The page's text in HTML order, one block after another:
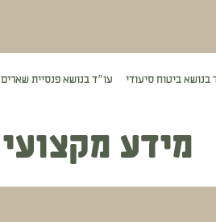
בנושא ביטוח סיעודי עו״ד בנושא פנסיית שארים
מידע מקצועי